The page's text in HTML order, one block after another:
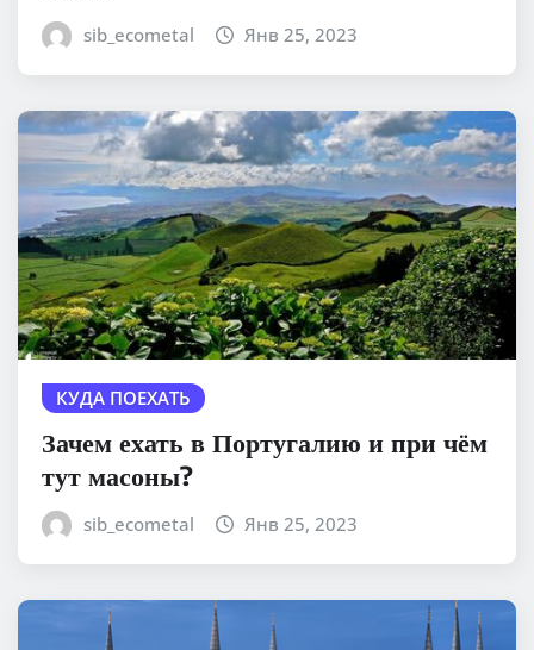
sib_ecometal Янв 25, 2023
КУДА ПОЕХАТЬ
Зачем ехать в Португалию и при чём
тут масоны?
sib_ecometal Янв 25, 2023